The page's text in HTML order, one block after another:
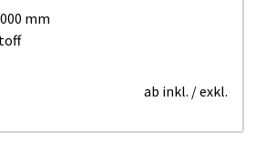
mm
ab inkl. / exkl.